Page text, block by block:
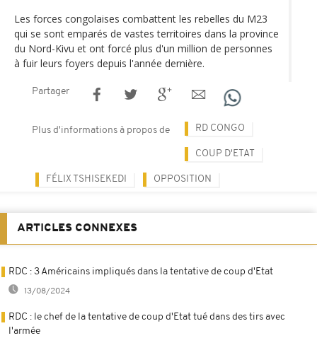
Les forces congolaises combattent les rebelles du M23
qui se sont emparés de vastes territoires dans la province
du Nord-Kivu et ont forcé plus d'un million de personnes
à fuir leurs foyers depuis l'année dernière.
Partager
Plus d'informations à propos de RD CONGO
COUP D'ETAT
FÉLIX TSHISEKEDI OPPOSITION
ARTICLES CONNEXES
RDC : 3 Américains impliqués dans la tentative de coup d'Etat
13/08/2024
RDC : le chef de la tentative de coup d'Etat tué dans des tirs avec
l'armée